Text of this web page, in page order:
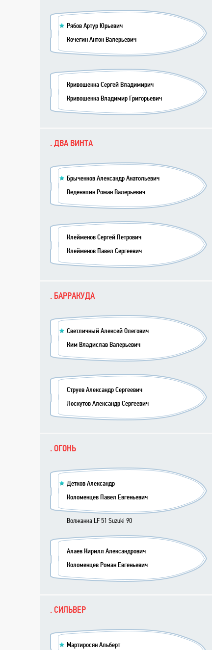
Рябов Артур Юрьевич
Кочегин Антон Валерьевич
Кривошенка Сергей Владимирич
Кривошенка Владимир Григорьевич
. ДВА ВИНТА
Брыченков Александр Анатольевич
Веденяпин Роман Валерьевич
Клейменов Сергей Петрович
Клейменов Павел Сергеевич
. БАРРАКУДА
Светличный Алексей Олегович
Ким Владислав Валерьевич
Струев Александр Сергеевич
Лоскутов Александр Сергеевич
. ОГОНЬ
Детков Александр
Коломенцев Павел Евгеньевич
Волжанка LF 51 Suzuki 90
Алаев Кирилл Александрович
Коломенцев Роман Евгеньевич
. СИЛЬВЕР
Мартиросян Альберт